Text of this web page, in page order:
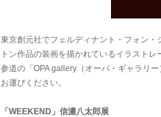
東京創元社でフェルディナント・フォン・
トン作品の装画を描かれているイラスト
参道の「OPA gallery（オーパ・ギャラリ
お運びください。
「WEEKEND」信濃八太郎展